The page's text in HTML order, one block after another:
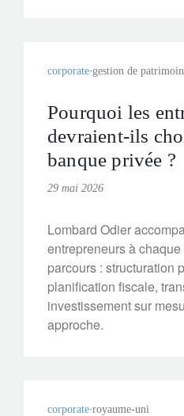
corporate gestion de
Pourquoi les
devraient-ils
banque privée ?
29 mai 2026
Lombard Odier
entrepreneurs à
parcours : structuration
planification fiscale,
investissement sur
approche.
corporate royaume-uni